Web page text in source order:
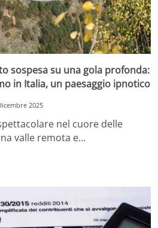
sospesa su una gola profonda:
in Italia, un paesaggio ipnotico
2025
nel cuore delle
valle remota e…